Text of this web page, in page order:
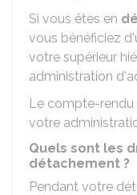
Si vous êtes en
vous bénéficiez
votre supérieur
administration
Le compte-rendu
votre
Quels sont les
détachement ?
Pendant votre